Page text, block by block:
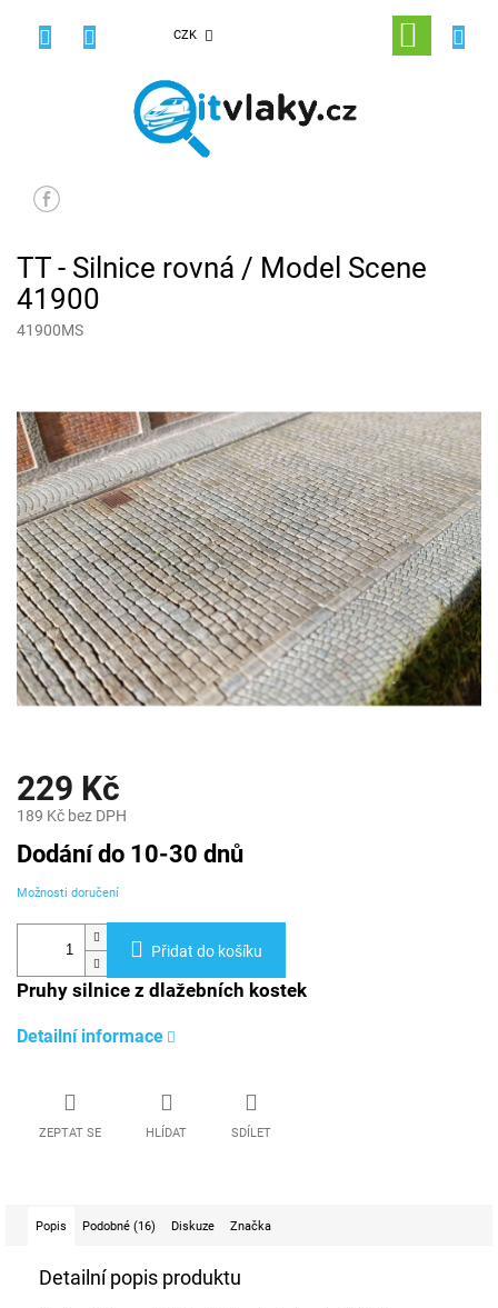
CZK
NÁKUPNÍ
KOŠÍK
TT - Silnice rovná / Model Scene
41900
41900MS
229 Kč
189 Kč bez DPH
Měrná
cena:
Dodání do 10-30 dnů
Možnosti doručení
Přidat do košíku
Pruhy silnice z dlažebních kostek
Detailní informace
ZEPTAT SE HLÍDAT SDÍLET
Popis Podobné (16) Diskuze Značka
Detailní popis produktu